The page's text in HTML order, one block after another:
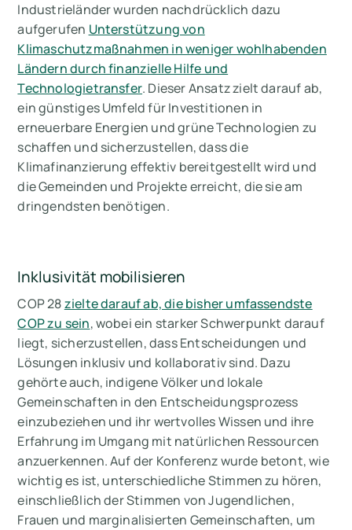
Industrieländer wurden nachdrücklich dazu
aufgerufen Unterstützung von
Klimaschutzmaßnahmen in weniger wohlhabenden
Ländern durch finanzielle Hilfe und
Technologietransfer. Dieser Ansatz zielt darauf ab,
ein günstiges Umfeld für Investitionen in
erneuerbare Energien und grüne Technologien zu
schaffen und sicherzustellen, dass die
Klimafinanzierung effektiv bereitgestellt wird und
die Gemeinden und Projekte erreicht, die sie am
dringendsten benötigen.
Inklusivität mobilisieren
COP 28zielte darauf ab, die bisher umfassendste
COP zu sein, wobei ein starker Schwerpunkt darauf
liegt, sicherzustellen, dass Entscheidungen und
Lösungen inklusiv und kollaborativ sind. Dazu
gehörte auch, indigene Völker und lokale
Gemeinschaften in den Entscheidungsprozess
einzubeziehen und ihr wertvolles Wissen und ihre
Erfahrung im Umgang mit natürlichen Ressourcen
anzuerkennen. Auf der Konferenz wurde betont, wie
wichtig es ist, unterschiedliche Stimmen zu hören,
einschließlich der Stimmen von Jugendlichen,
Frauen und marginalisierten Gemeinschaften, um